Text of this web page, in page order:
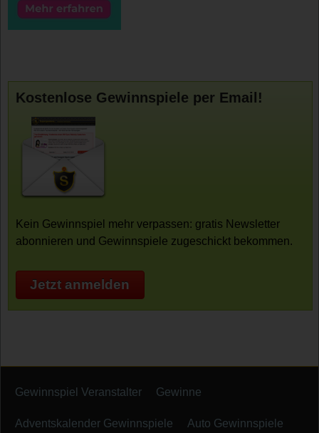
Kostenlose Gewinnspiele per Email!
Kein Gewinnspiel mehr verpassen: gratis Newsletter
abonnieren und Gewinnspiele zugeschickt bekommen.
Jetzt anmelden
Gewinnspiel Veranstalter Gewinne
Adventskalender Gewinnspiele Auto Gewinnspiele